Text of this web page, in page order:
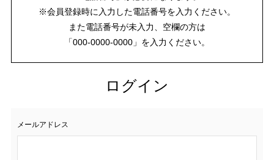
※会員登録時に入力した電話番号を入力ください。
また電話番号が未入力、空欄の方は
「000-0000-0000」を入力ください。
ログイン
メールアドレス